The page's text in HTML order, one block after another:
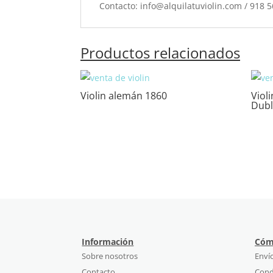
Contacto: info@alquilatuviolin.com / 918
Productos relacionados
Violin alemán 1860
Información
Sobre nosotros